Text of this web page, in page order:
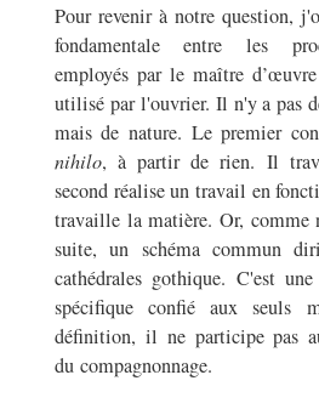
Pour revenir à notre question,
fondamentale entre les
employés par le maître
utilisé par l'ouvrier. Il n'y a pas
mais de nature. Le premier
nihilo, à partir de rien. Il
second réalise un travail en
travaille la matière. Or, comme
suite, un schéma commun
cathédrales gothique. C'est
spécifique confié aux seuls
définition, il ne participe pas
du compagnonnage.